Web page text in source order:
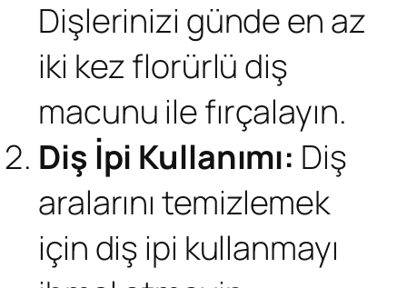
Dişlerinizi günde en az
iki kez florürlü diş
macunu ile fırçalayın.
Diş İpi Kullanımı: Diş
aralarını temizlemek
için diş ipi kullanmayı